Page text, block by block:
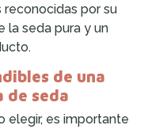
reconocidas por su
la seda pura y un
de una
de seda
elegir, es importante